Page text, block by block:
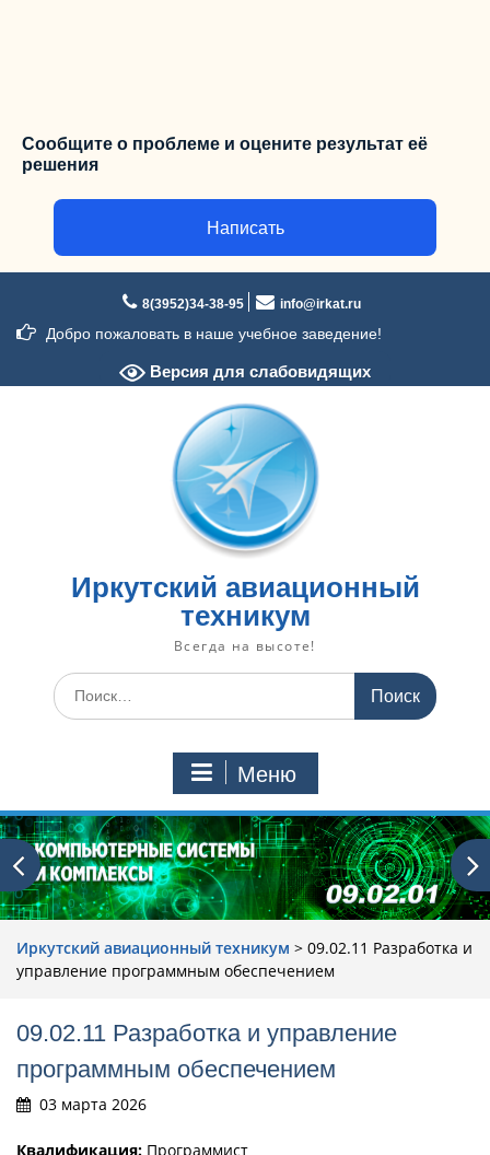
Сообщите о проблеме и оцените результат её
решения
Написать
содержимому
8(3952)34-38-95 info@irkat.ru
Добро пожаловать в наше учебное заведение!
Версия для слабовидящих
Иркутский авиационный
техникум
Всегда на высоте!
Искать:
Меню
Иркутский авиационный техникум > 09.02.11 Разработка и
управление программным обеспечением
09.02.11 Разработка и управление
программным обеспечением
03 марта 2026
Квалификация: Программист